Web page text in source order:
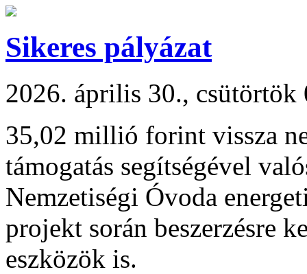
Sikeres pályázat
2026. április 30., csütörtök
35,02 millió forint vissza
támogatás segítségével
Nemzetiségi Óvoda
projekt során beszerzésre
eszközök is.